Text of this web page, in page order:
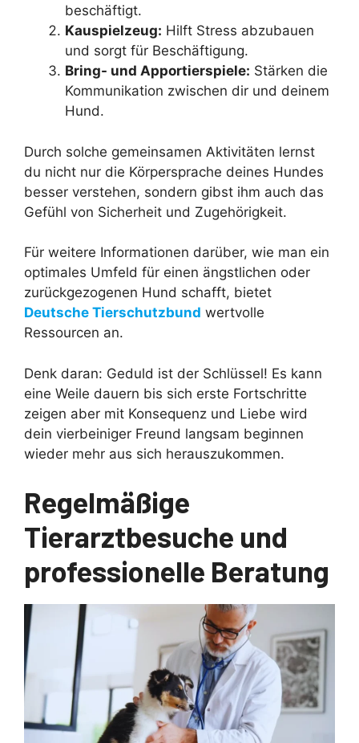
beschäftigt.
Kauspielzeug: Hilft Stress abzubauen
und sorgt für Beschäftigung.
Bring- und Apportierspiele: Stärken die
Kommunikation zwischen dir und deinem
Hund.
Durch solche gemeinsamen Aktivitäten lernst
du nicht nur die Körpersprache deines Hundes
besser verstehen, sondern gibst ihm auch das
Gefühl von Sicherheit und Zugehörigkeit.
Für weitere Informationen darüber, wie man ein
optimales Umfeld für einen ängstlichen oder
zurückgezogenen Hund schafft, bietet
Deutsche Tierschutzbund wertvolle
Ressourcen an.
Denk daran: Geduld ist der Schlüssel! Es kann
eine Weile dauern bis sich erste Fortschritte
zeigen aber mit Konsequenz und Liebe wird
dein vierbeiniger Freund langsam beginnen
wieder mehr aus sich herauszukommen.
Regelmäßige
Tierarztbesuche und
professionelle Beratung